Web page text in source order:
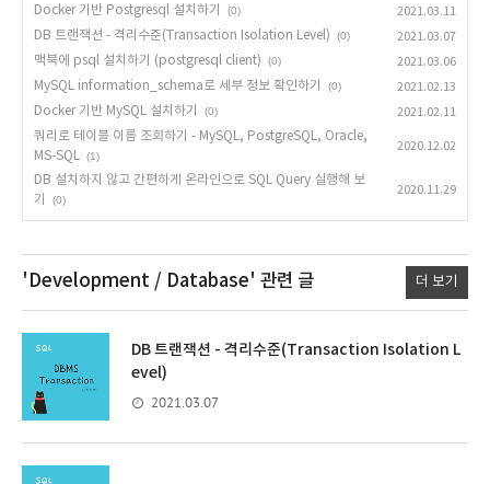
Docker 기반 Postgresql 설치하기
(0)
2021.03.11
DB 트랜잭션 - 격리수준(Transaction Isolation Level)
(0)
2021.03.07
맥북에 psql 설치하기 (postgresql client)
(0)
2021.03.06
MySQL information_schema로 세부 정보 확인하기
(0)
2021.02.13
Docker 기반 MySQL 설치하기
(0)
2021.02.11
쿼리로 테이블 이름 조회하기 - MySQL, PostgreSQL, Oracle,
MS-SQL (1)
2020.12.02
DB 설치하지 않고 간편하게 온라인으로 SQL Query 실행해 보
기
(0)
2020.11.29
'Development / Database' 관련 글 더 보기
DB 트랜잭션 - 격리수준(Transaction Isolation L
evel)
2021.03.07